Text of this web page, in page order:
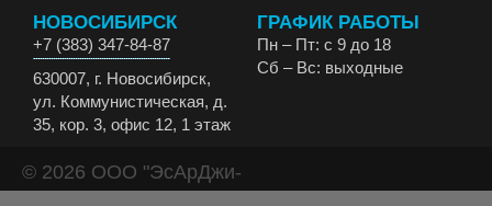
НОВОСИБИРСК
+7 (383) 347-84-87
630007, г. Новосибирск,
ул. Коммунистическая, д.
35, кор. 3, офис 12, 1 этаж
ГРАФИК РАБОТЫ
Пн – Пт: с 9 до 18
Сб – Вс: выходные
© 2026 ООО "ЭсАрДжи-